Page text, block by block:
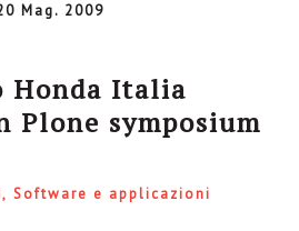
Mag. 2009
Honda Italia
Plone symposium
Software e applicazioni